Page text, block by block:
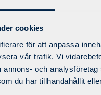
cookies
för att anpassa
vår trafik. Vi
annons- och
du har tillhandahållit